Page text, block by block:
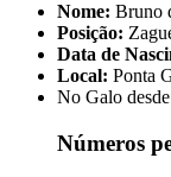
Nome: Bruno
Posição:
Data de
Local: Ponta
No Galo
Números